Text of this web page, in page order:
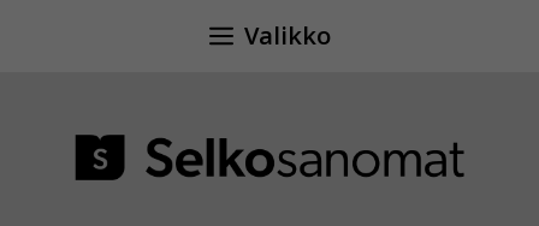
Valikko